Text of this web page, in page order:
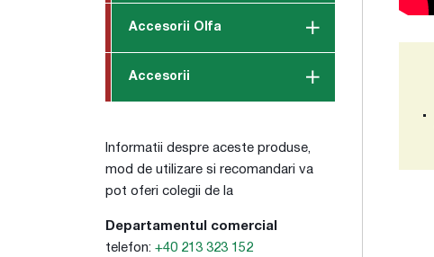
Accesorii Olfa
Accesorii
Informatii despre aceste produse,
mod de utilizare si recomandari va
pot oferi colegii de la
Departamentul comercial
telefon: +40 213 323 152